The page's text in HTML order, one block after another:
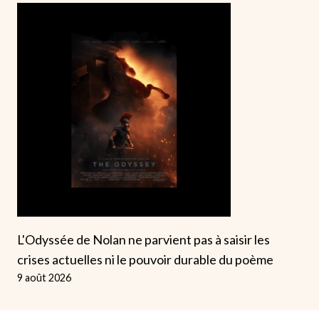
L'Odyssée de Nolan ne parvient pas à saisir les
crises actuelles ni le pouvoir durable du poème
9 août 2026